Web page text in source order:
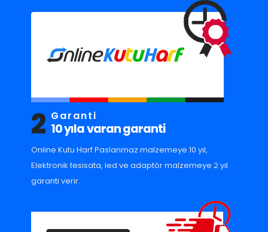
2 Garanti
10 yıla varan garanti
Online Kutu Harf Paslanmaz malzemeye 10 yıl,
Elektronik tesisata, led ve adaptör malzemeye 2 yıl
garanti verir.